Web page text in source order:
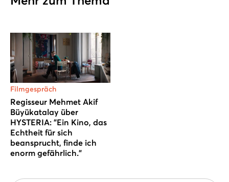
Filmgespräch
Regisseur Mehmet Akif
Büyükatalay über
HYSTERIA: "Ein Kino, das
Echtheit für sich
beansprucht, finde ich
enorm gefährlich."